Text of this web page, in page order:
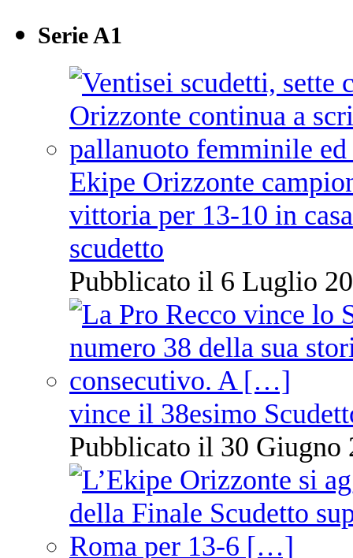
Serie A1
Ekipe Orizzonte
vittoria per 13-10 in
scudetto
Pubblicato il 6 Luglio
vince il 38esimo
Pubblicato il 30 Giugno